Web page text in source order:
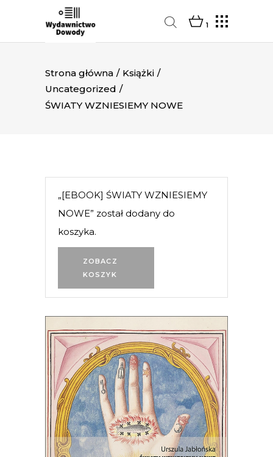
1
Strona główna / Książki /
Uncategorized /
ŚWIATY WZNIESIEMY NOWE
ZOBACZ
KOSZYK
„[EBOOK] ŚWIATY WZNIESIEMY
NOWE” został dodany do
koszyka.